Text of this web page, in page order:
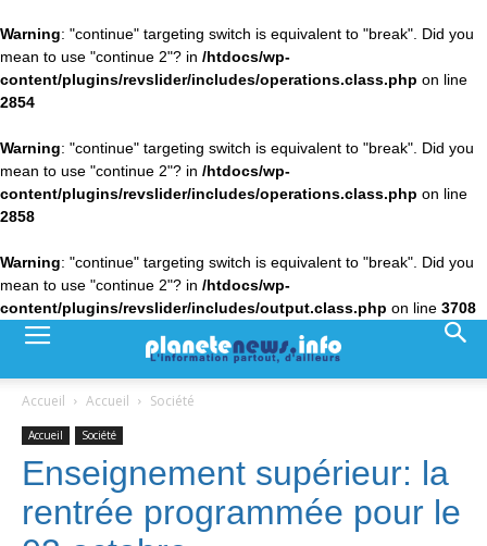
Warning: "continue" targeting switch is equivalent to "break". Did you
mean to use "continue 2"? in /htdocs/wp-
content/plugins/revslider/includes/operations.class.php on line
2854
Warning: "continue" targeting switch is equivalent to "break". Did you
mean to use "continue 2"? in /htdocs/wp-
content/plugins/revslider/includes/operations.class.php on line
2858
Warning: "continue" targeting switch is equivalent to "break". Did you
mean to use "continue 2"? in /htdocs/wp-
content/plugins/revslider/includes/output.class.php on line 3708
Accueil Accueil Société
Accueil Société
Enseignement supérieur: la
rentrée programmée pour le